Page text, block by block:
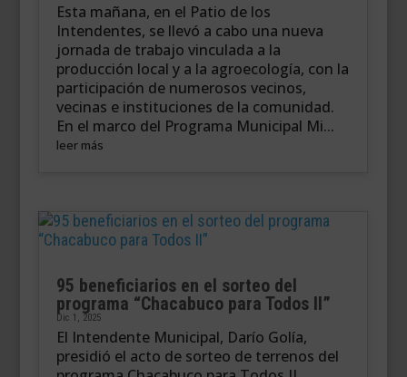
Esta mañana, en el Patio de los
Intendentes, se llevó a cabo una nueva
jornada de trabajo vinculada a la
producción local y a la agroecología, con la
participación de numerosos vecinos,
vecinas e instituciones de la comunidad.
En el marco del Programa Municipal Mi...
leer más
95 beneficiarios en el sorteo del
programa “Chacabuco para Todos II”
Dic 1, 2025
El Intendente Municipal, Darío Golía,
presidió el acto de sorteo de terrenos del